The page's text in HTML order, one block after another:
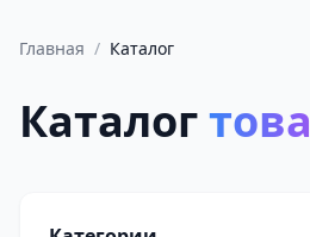
Главная / Каталог
Каталог